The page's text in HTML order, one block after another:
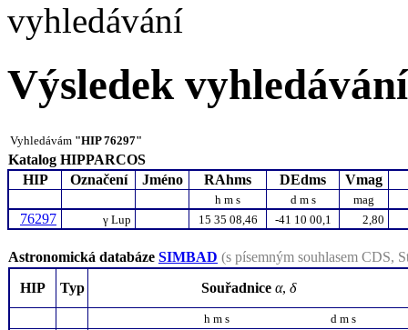
vyhledávání
Výsledek vyhledávání
Vyhledávám "HIP 76297"
Katalog HIPPARCOS
HIP
Označení Jméno RAhms DEdms Vmag
h m s d m s mag
76297 γ Lup 15 35 08,46 -41 10 00,1 2,80
Astronomická databáze SIMBAD (s písemným souhlasem CDS,
HIP
Typ Souřadnice α, δ
h m s d m s